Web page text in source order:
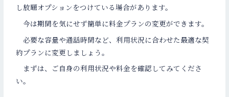
し放題オプションをつけている場合があります。
今は期間を気にせず簡単に料金プランの変更ができます。
必要な容量や通話時間など、利用状況に合わせた最適な契
約プランに変更しましょう。
まずは、ご自身の利用状況や料金を確認してみてくださ
い。